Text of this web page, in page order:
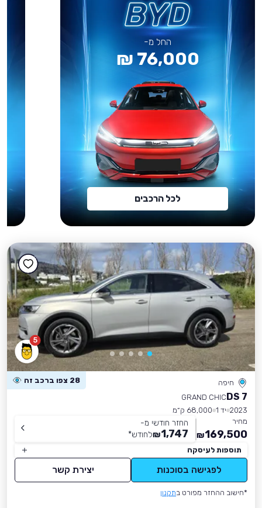
החל מ-
76,000 ₪
לכל הרכבים
5
חיפה 28 צפו ברכב זה
DS 7
GRAND CHIC
2023 יד 1
68,000 ק״מ
מחיר
169,500
₪
החזר חודשי מ-
1,747
₪לחודש*
תוספות לעיסקה
לפגישה בסוכנות יצירת קשר
*חישוב ההחזר מפורט בתקנון